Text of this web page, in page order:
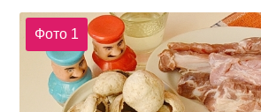
Фото 1